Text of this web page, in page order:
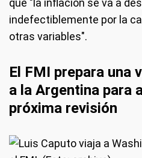
que "la inflación se va a
indefectiblemente por la
otras variables".
El FMI prepara una
a la Argentina para
próxima revisión